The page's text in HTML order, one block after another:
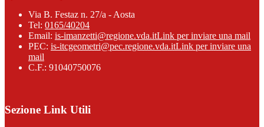
Via B. Festaz n. 27/a - Aosta
Tel: 0165/40204
Email: is-imanzetti@regione.vda.itLink per inviare una mail
PEC: is-itcgeometri@pec.regione.vda.itLink per inviare una
mail
C.F.: 91040750076
Sezione Link Utili